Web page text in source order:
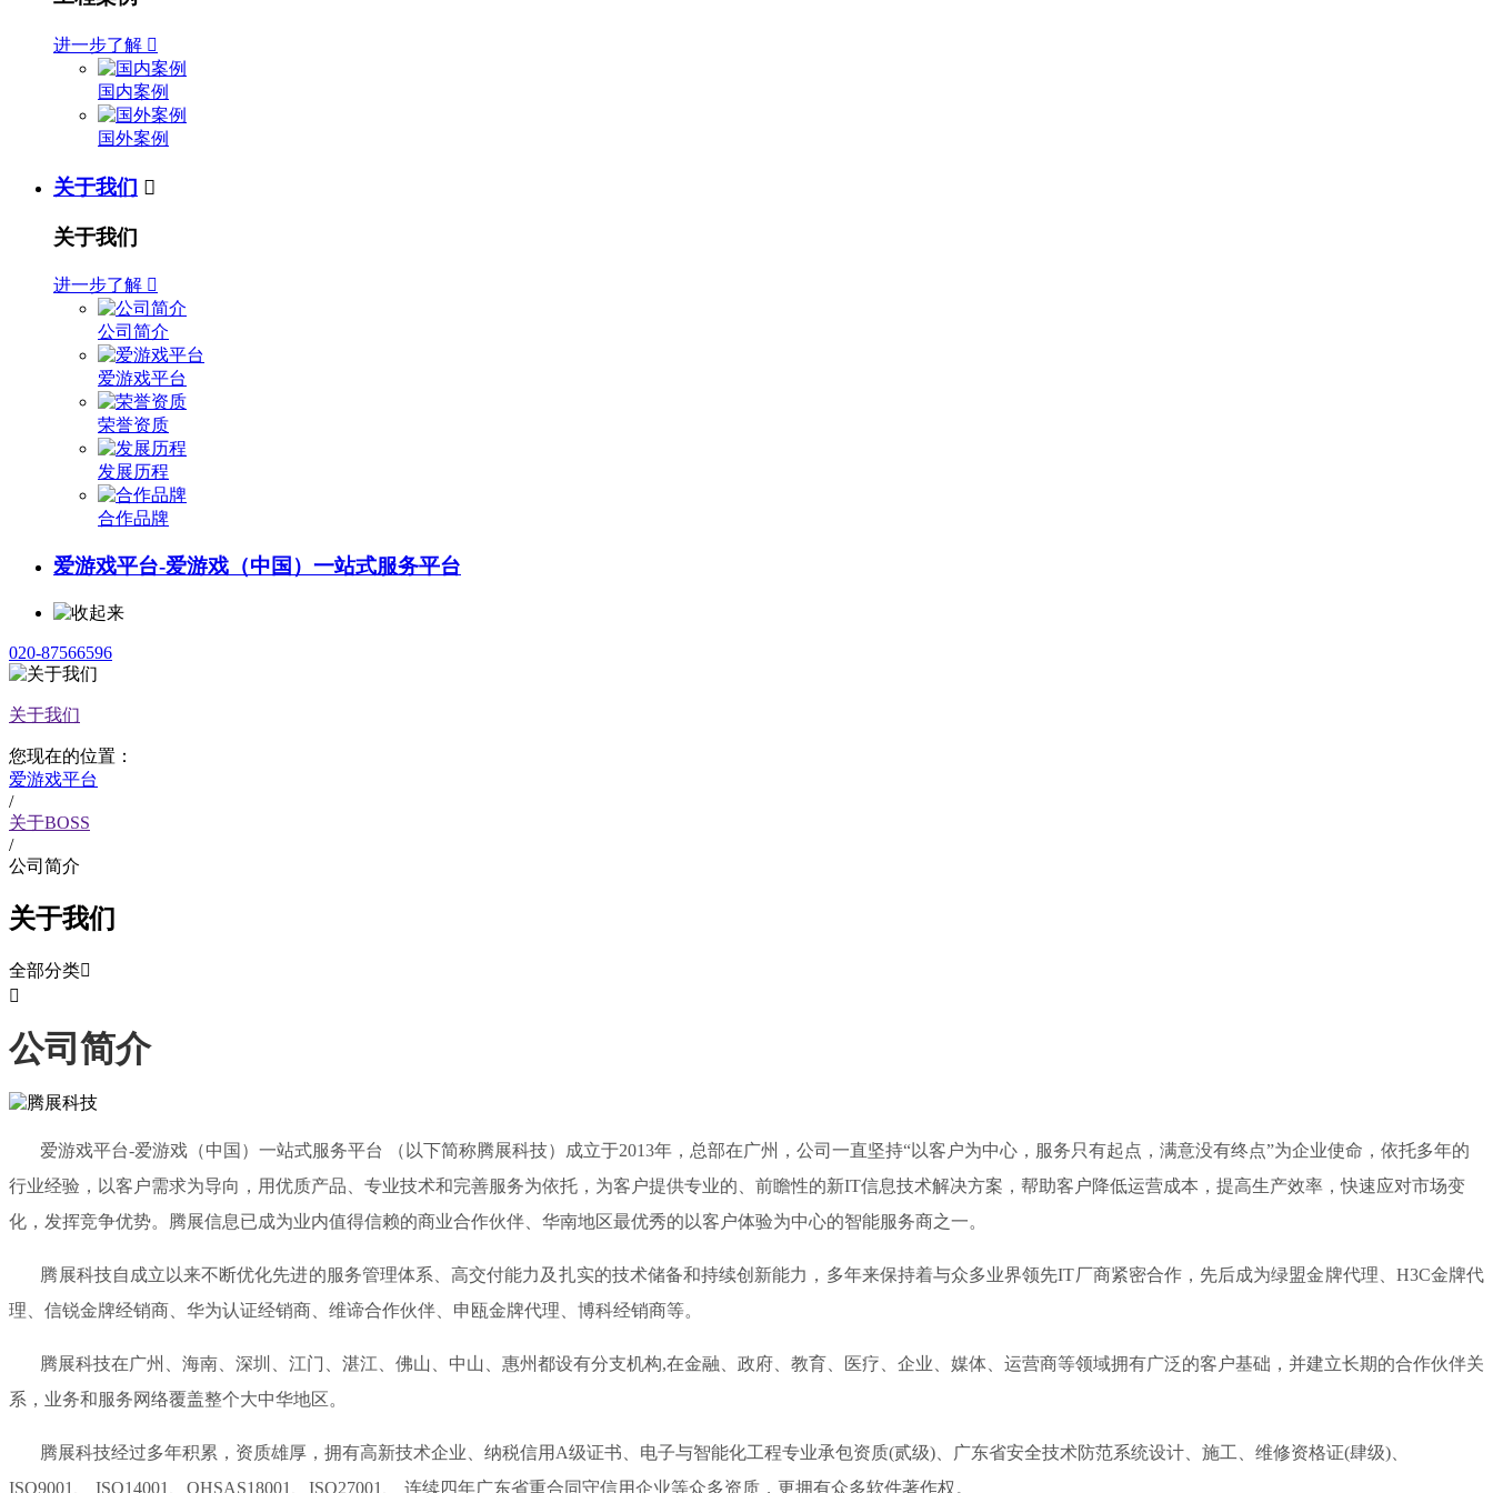
进一步了解 
国内案例
国外案例
关于我们 
关于我们
进一步了解 
公司简介
爱游戏平台
荣誉资质
发展历程
合作品牌
爱游戏平台-爱游戏（中国）一站式服务平台
020-87566596
关于我们
您现在的位置：
爱游戏平台
/
关于BOSS
/
公司简介
关于我们
全部分类

公司简介
爱游戏平台-爱游戏（中国）一站式服务平台 （以下简称腾展科技）成立于2013年，总部在广州，公司一直坚持“以客户为中心，服务只有起点，满意没有终点”为企业使命，依托多年的
行业经验，以客户需求为导向，用优质产品、专业技术和完善服务为依托，为客户提供专业的、前瞻性的新IT信息技术解决方案，帮助客户降低运营成本，提高生产效率，快速应对市场变
化，发挥竞争优势。腾展信息已成为业内值得信赖的商业合作伙伴、华南地区最优秀的以客户体验为中心的智能服务商之一。
腾展科技自成立以来不断优化先进的服务管理体系、高交付能力及扎实的技术储备和持续创新能力，多年来保持着与众多业界领先IT厂商紧密合作，先后成为绿盟金牌代理、H3C金牌代
理、信锐金牌经销商、华为认证经销商、维谛合作伙伴、申瓯金牌代理、博科经销商等。
腾展科技在广州、海南、深圳、江门、湛江、佛山、中山、惠州都设有分支机构,在金融、政府、教育、医疗、企业、媒体、运营商等领域拥有广泛的客户基础，并建立长期的合作伙伴关
系，业务和服务网络覆盖整个大中华地区。
腾展科技经过多年积累，资质雄厚，拥有高新技术企业、纳税信用A级证书、电子与智能化工程专业承包资质(贰级)、广东省安全技术防范系统设计、施工、维修资格证(肆级)、
ISO9001、 ISO14001、OHSAS18001、ISO27001、 连续四年广东省重合同守信用企业等众多资质，更拥有众多软件著作权。